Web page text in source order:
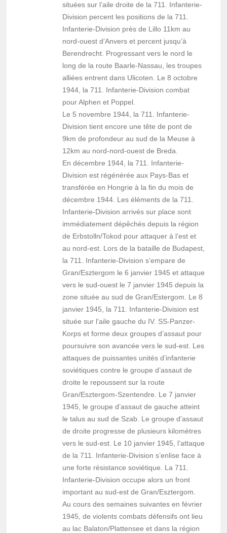
situées sur l’aile droite de la 711. Infanterie-
Division percent les positions de la 711.
Infanterie-Division près de Lillo 11km au
nord-ouest d’Anvers et percent jusqu’à
Berendrecht. Progressant vers le nord le
long de la route Baarle-Nassau, les troupes
alliées entrent dans Ulicoten. Le 8 octobre
1944, la 711. Infanterie-Division combat
pour Alphen et Poppel.
Le 5 novembre 1944, la 711. Infanterie-
Division tient encore une tête de pont de
9km de profondeur au sud de la Meuse à
12km au nord-nord-ouest de Breda.
En décembre 1944, la 711. Infanterie-
Division est régénérée aux Pays-Bas et
transférée en Hongrie à la fin du mois de
décembre 1944. Les éléments de la 711.
Infanterie-Division arrivés sur place sont
immédiatement dépêchés depuis la région
de Erbstolln/Tokod pour attaquer à l’est et
au nord-est. Lors de la bataille de Budapest,
la 711. Infanterie-Division s’empare de
Gran/Esztergom le 6 janvier 1945 et attaque
vers le sud-ouest le 7 janvier 1945 depuis la
zone située au sud de Gran/Estergom. Le 8
janvier 1945, la 711. Infanterie-Division est
située sur l’aile gauche du IV. SS-Panzer-
Korps et forme deux groupes d’assaut pour
poursuivre son avancée vers le sud-est. Les
attaques de puissantes unités d’infanterie
soviétiques contre le groupe d’assaut de
droite le repoussent sur la route
Gran/Esztergom-Szentendre. Le 7 janvier
1945, le groupe d’assaut de gauche atteint
le talus au sud de Szab. Le groupe d’assaut
de droite progresse de plusieurs kilomètres
vers le sud-est. Le 10 janvier 1945, l’attaque
de la 711. Infanterie-Division s’enlise face à
une forte résistance soviétique. La 711.
Infanterie-Division occupe alors un front
important au sud-est de Gran/Esztergom.
Au cours des semaines suivantes en février
1945, de violents combats défensifs ont lieu
au lac Balaton/Plattensee et dans la région